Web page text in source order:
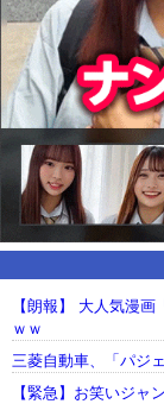
【朗報】 大人気漫
ｗｗ
三菱自動車、「パジ
【緊急】お笑いジ